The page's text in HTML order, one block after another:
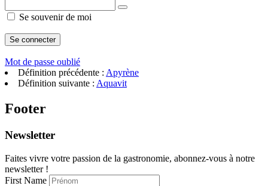
Se souvenir de moi
Mot de passe oublié
Définition précédente : Apyrène
Définition suivante : Aquavit
Footer
Newsletter
Faites vivre votre passion de la gastronomie, abonnez-vous à notre
newsletter !
First Name